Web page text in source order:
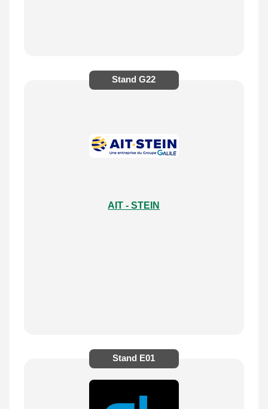
Stand G22
AIT - STEIN
Stand E01